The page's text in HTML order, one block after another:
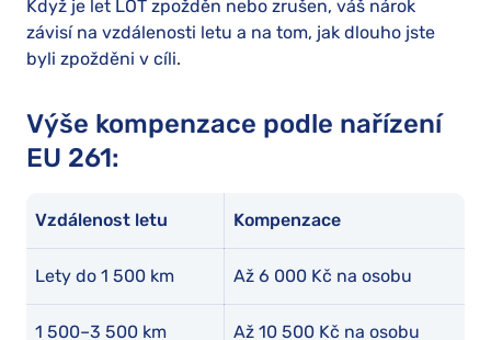
Když je let LOT zpožděn nebo zrušen, váš nárok
závisí na vzdálenosti letu a na tom, jak dlouho jste
byli zpožděni v cíli.
Výše kompenzace podle nařízení
EU 261:
Vzdálenost letu Kompenzace
Lety do 1 500 km Až 6 000 Kč na osobu
1 500–3 500 km Až 10 500 Kč na osobu